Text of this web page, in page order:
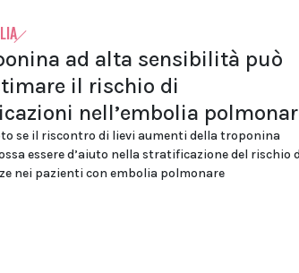
ad alta sensibilità può
il rischio di
nell’embolia
se il riscontro di lievi aumenti della troponina
essere d’aiuto nella stratificazione del rischio
nei pazienti con embolia polmonare